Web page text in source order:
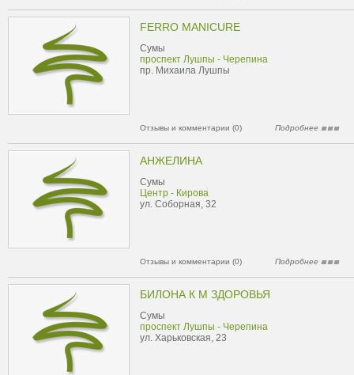
FERRO MANICURE
Сумы
проспект Лушпы - Черепина
пр. Михаила Лушпы
Отзывы и комментарии (0) Подробнее
АНЖЕЛИНА
Сумы
Центр - Кирова
ул. Соборная, 32
Отзывы и комментарии (0) Подробнее
БИЛОНА К М ЗДОРОВЬЯ
Сумы
проспект Лушпы - Черепина
ул. Харьковская, 23